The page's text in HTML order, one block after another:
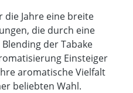
die Jahre eine breite
die durch eine
der Tabake
Einsteiger
aromatische Vielfalt
beliebten Wahl.